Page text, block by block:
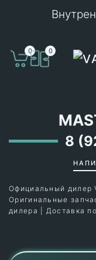
0 0
8
Официальный дилер
Оригинальные
дилера | Доставка